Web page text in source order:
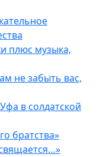
плюс музыка,
не забыть вас,
в солдатской
братства»